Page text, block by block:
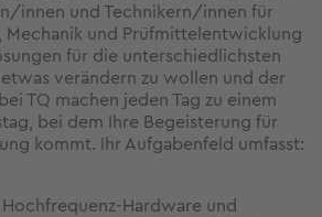
innen und Technikern/innen für
Mechanik und Prüfmittelentwicklung
für die unterschiedlichsten
verändern zu wollen und der
TQ machen jeden Tag zu einem
bei dem Ihre Begeisterung für
kommt. Ihr Aufgabenfeld umfasst:
Hardware und